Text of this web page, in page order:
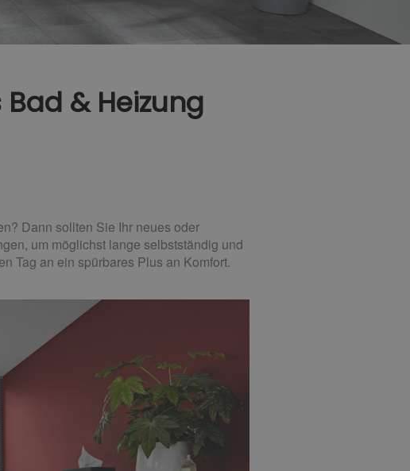
& Heizung
Dann sollten Sie Ihr neues oder
um möglichst lange selbstständig und
Tag an ein spürbares Plus an Komfort.